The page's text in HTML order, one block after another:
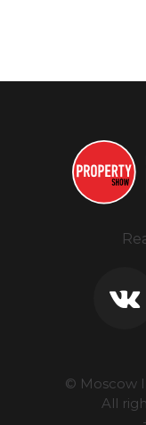
© Moscow
All